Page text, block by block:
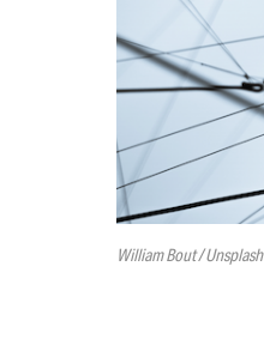
William Bout / Unsplash